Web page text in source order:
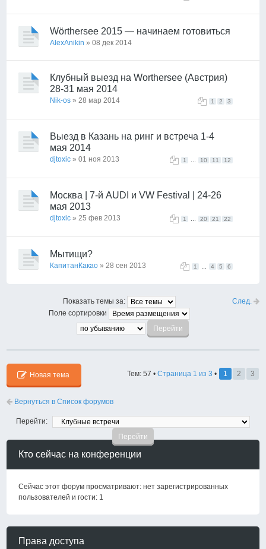
Wörthersee 2015 — начинаем готовиться
AlexAnikin » 08 дек 2014
Клубный выезд на Worthersee (Австрия)
28-31 мая 2014
1 2 3
Nik-os » 28 мар 2014
Выезд в Казань на ринг и встреча 1-4
мая 2014
1 10 11 12
djtoxic » 01 ноя 2013
Москва | 7-й AUDI и VW Festival | 24-26
мая 2013
1 20 21 22
djtoxic » 25 фев 2013
Мытищи?
1 4 5 6
КапитанКакао » 28 сен 2013
След.
Показать темы за:
Поле сортировки
Новая тема Тем: 57 • Страница 1 из 3 • 1 2 3
Вернуться в Список форумов
Перейти:
Кто сейчас на конференции
Сейчас этот форум просматривают: нет зарегистрированных
пользователей и гости: 1
Права доступа